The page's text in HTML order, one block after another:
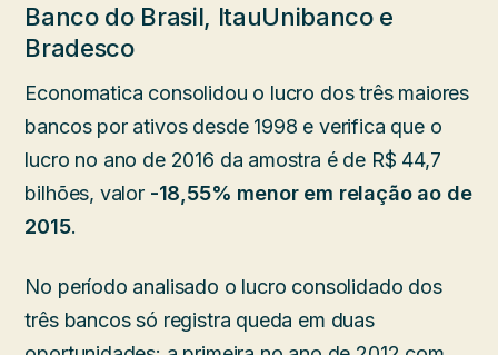
Banco do Brasil, ItauUnibanco e
Bradesco
Economatica consolidou o lucro dos três maiores
bancos por ativos desde 1998 e verifica que o
lucro no ano de 2016 da amostra é de R$ 44,7
bilhões, valor-18,55% menor em relação ao de
2015.
No período analisado o lucro consolidado dos
três bancos só registra queda em duas